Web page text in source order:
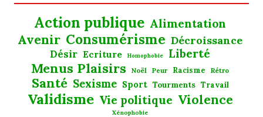
Action publique Alimentation
Avenir Consumérisme Décroissance
Désir Ecriture Homophobie Liberté
Menus Plaisirs Noël Peur Racisme Rétro
Santé Sexisme Sport Tourments Travail
Validisme Vie politique Violence
Xénophobie